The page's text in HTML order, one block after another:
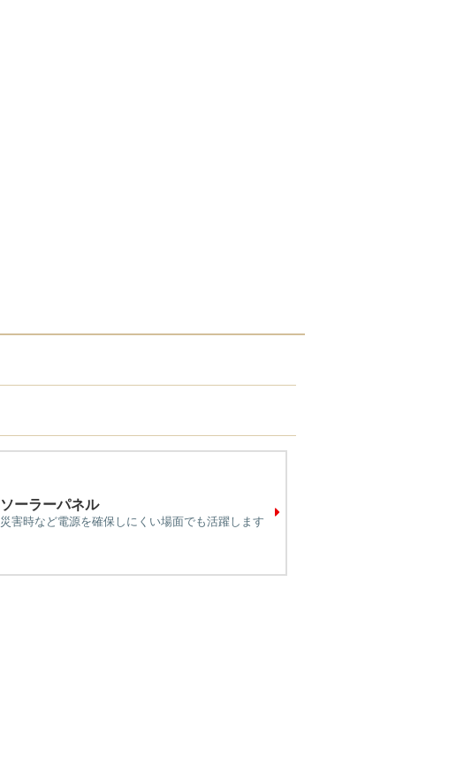
ソーラーパネル
災害時など電源を確保しにくい場面でも活躍します